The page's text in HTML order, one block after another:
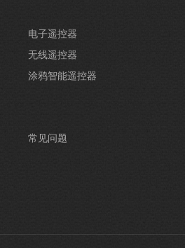
电子遥控器
无线遥控器
涂鸦智能遥控器
常见问题